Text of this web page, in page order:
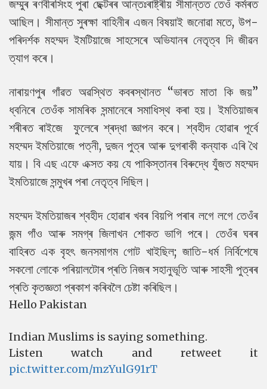
জম্মুৰ ৰণবীৰসিংহ পুৰা ছেক্টৰৰ আন্তঃৰাষ্ট্ৰীয় সীমান্তত তেওঁ কৰ্মৰত
আছিল। সীমান্ত সুৰক্ষা বাহিনীৰ এজন বিষয়াই জনোৱা মতে, উপ-
পৰিদৰ্শক মহম্মদ ইমটিয়াজে সাহসেৰে অভিযানৰ নেতৃত্ব দি জীৱন
ত্যাগ কৰে।
নাৰায়ণপুৰ গাঁৱত অৱস্থিত কবৰস্থানত “ভাৰত মাতা কি জয়”
ধ্বনিৰে তেওঁক সামৰিক সন্মানেৰে সমাধিস্থ কৰা হয়। ইমতিয়াজৰ
শৰীৰত ৰাইজে ফুলেৰে শ্ৰদ্ধা জ্ঞাপন কৰে। শ্বহীদ হোৱাৰ পূৰ্বে
মহম্মদ ইমতিয়াজে পত্নী, দুজন পুত্ৰ আৰু দুগৰাকী কন্যাক এৰি থৈ
যায়। বি এছ এফে এক্সত কয় যে পাকিস্তানৰ বিৰুদ্ধে যুঁজত মহম্মদ
ইমতিয়াজে সন্মুখৰ পৰা নেতৃত্ব দিছিল।
মহম্মদ ইমতিয়াজৰ শ্বহীদ হোৱাৰ খবৰ বিয়পি পৰাৰ লগে লগে তেওঁৰ
জন্ম গাঁও আৰু সমগ্ৰ জিলাখন শোকত ভাগি পৰে। তেওঁৰ ঘৰৰ
বাহিৰত এক বৃহৎ জনসমাগম গোট খাইছিল; জাতি-ধৰ্ম নিৰ্বিশেষে
সকলো লোকে পৰিয়ালটোৰ প্ৰতি নিজৰ সহানুভূতি আৰু সাহসী পুত্ৰৰ
প্ৰতি কৃতজ্ঞতা প্ৰকাশ কৰিবলৈ চেষ্টা কৰিছিল।
Hello Pakistan
Indian Muslims is saying something.
Listen watch and retweet it
pic.twitter.com/mzYulG91rT